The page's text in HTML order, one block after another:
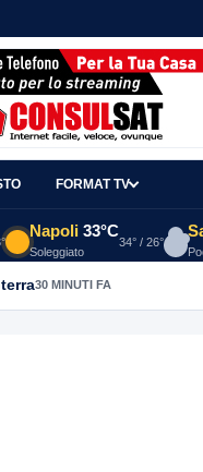
FORMAT TV
Napoli 33°C
Soleggiato
34° / 26°
30 MINUTI FA